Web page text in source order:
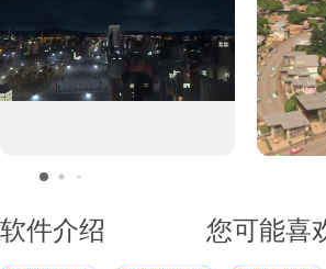
软件介绍 您可能喜